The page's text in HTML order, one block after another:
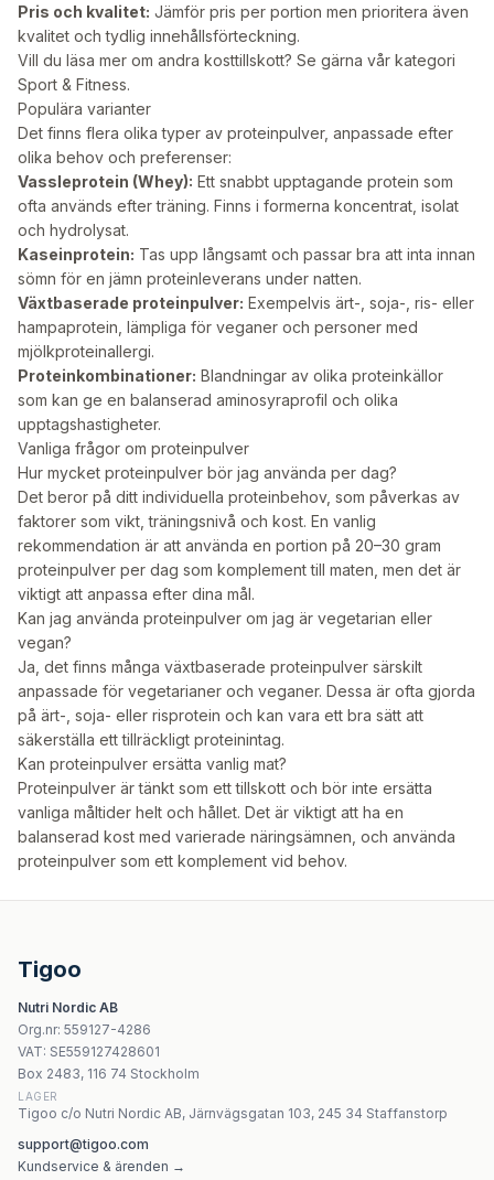
Pris och kvalitet: Jämför pris per portion men prioritera även
kvalitet och tydlig innehållsförteckning.
Vill du läsa mer om andra kosttillskott? Se gärna vår kategori
Sport & Fitness.
Populära varianter
Det finns flera olika typer av proteinpulver, anpassade efter
olika behov och preferenser:
Vassleprotein (Whey): Ett snabbt upptagande protein som
ofta används efter träning. Finns i formerna koncentrat, isolat
och hydrolysat.
Kaseinprotein: Tas upp långsamt och passar bra att inta innan
sömn för en jämn proteinleverans under natten.
Växtbaserade proteinpulver: Exempelvis ärt-, soja-, ris- eller
hampaprotein, lämpliga för veganer och personer med
mjölkproteinallergi.
Proteinkombinationer: Blandningar av olika proteinkällor
som kan ge en balanserad aminosyraprofil och olika
upptagshastigheter.
Vanliga frågor om proteinpulver
Hur mycket proteinpulver bör jag använda per dag?
Det beror på ditt individuella proteinbehov, som påverkas av
faktorer som vikt, träningsnivå och kost. En vanlig
rekommendation är att använda en portion på 20–30 gram
proteinpulver per dag som komplement till maten, men det är
viktigt att anpassa efter dina mål.
Kan jag använda proteinpulver om jag är vegetarian eller
vegan?
Ja, det finns många växtbaserade proteinpulver särskilt
anpassade för vegetarianer och veganer. Dessa är ofta gjorda
på ärt-, soja- eller risprotein och kan vara ett bra sätt att
säkerställa ett tillräckligt proteinintag.
Kan proteinpulver ersätta vanlig mat?
Proteinpulver är tänkt som ett tillskott och bör inte ersätta
vanliga måltider helt och hållet. Det är viktigt att ha en
balanserad kost med varierade näringsämnen, och använda
proteinpulver som ett komplement vid behov.
Tigoo
Nutri Nordic AB
Org.nr: 559127-4286
VAT: SE559127428601
Box 2483, 116 74 Stockholm
LAGER
Tigoo c/o Nutri Nordic AB, Järnvägsgatan 103, 245 34 Staffanstorp
support@tigoo.com
Kundservice & ärenden →